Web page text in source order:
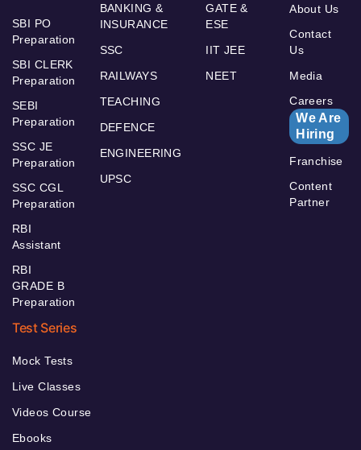
SBI PO
Preparation
SBI CLERK
Preparation
SEBI
Preparation
SSC JE
Preparation
SSC CGL
Preparation
RBI
Assistant
RBI
GRADE B
Preparation
BANKING &
INSURANCE
SSC
RAILWAYS
TEACHING
DEFENCE
ENGINEERING
UPSC
GATE &
ESE
IIT JEE
NEET
About Us
Contact
Us
Media
Careers
We Are
Hiring
Franchise
Content
Partner
Test Series
Mock Tests
Live Classes
Videos Course
Ebooks